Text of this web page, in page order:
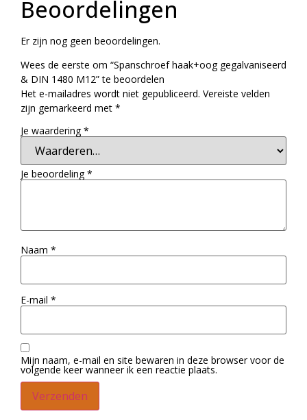
Beoordelingen
Er zijn nog geen beoordelingen.
Wees de eerste om “Spanschroef haak+oog gegalvaniseerd
& DIN 1480 M12” te beoordelen
Het e-mailadres wordt niet gepubliceerd. Vereiste velden
zijn gemarkeerd met *
Je waardering*
Je beoordeling*
Naam *
E-mail *
Mijn naam, e-mail en site bewaren in deze browser voor de
volgende keer wanneer ik een reactie plaats.